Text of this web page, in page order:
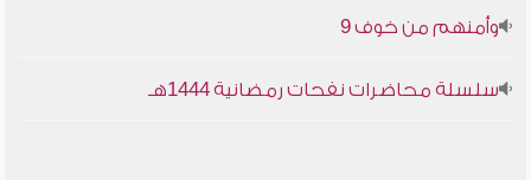
وأمنهم من خوف 9
سلسلة محاضرات نفحات رمضانية 1444هـ